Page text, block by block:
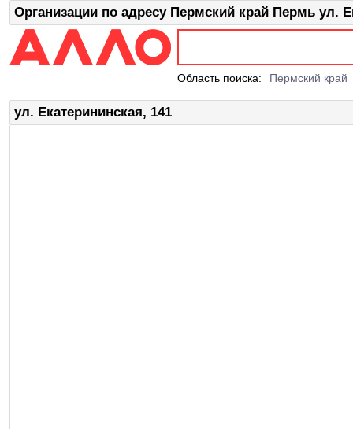
Организации по адресу Пермский край Пермь ул.
Область поиска: Пермский край
ул. Екатерининская, 141